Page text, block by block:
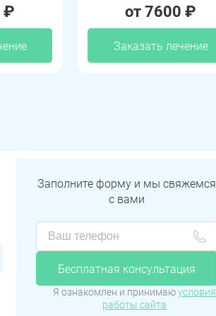
₽ от 7600 ₽
Заказать лечение
Заполните форму и мы свяжемся
с вами
Бесплатная консультация
Я ознакомлен и принимаюусловия
работы сайта